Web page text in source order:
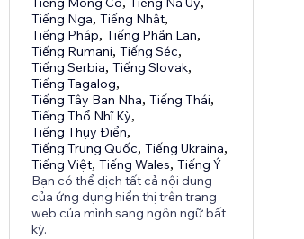
Tiếng Nga,Tiếng Nhật,
Tiếng Pháp,Tiếng Phần Lan,
Tiếng Rumani,Tiếng Séc,
Tiếng Serbia,Tiếng Slovak,
Tiếng Tagalog,
Tiếng Tây Ban Nha,Tiếng Thái,
Tiếng Thổ Nhĩ Kỳ,
Tiếng Thụy Điển,
Tiếng Trung Quốc,Tiếng Ukraina,
Tiếng Việt,Tiếng Wales,Tiếng Ý
Bạn có thể dịch tất cả nội dung
của ứng dụng hiển thị trên trang
web của mình sang ngôn ngữ bất
kỳ.